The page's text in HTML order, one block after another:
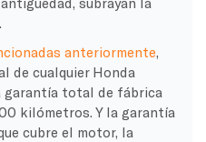
anteriormente
de cualquier Honda
garantía total de fábrica
kilómetros. Y la garantía
cubre el motor, la